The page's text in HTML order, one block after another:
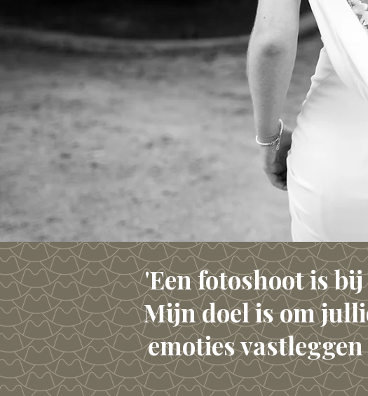
'Een fotoshoot is
Mijn doel is om
emoties